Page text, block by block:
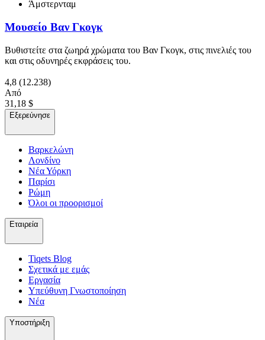
Άμστερνταμ
Μουσείο Βαν Γκογκ
Βυθιστείτε στα ζωηρά χρώματα του Βαν Γκογκ, στις πινελιές του
και στις οδυνηρές εκφράσεις του.
4,8 (12.238)
Από
31,18 $
Εξερεύνησε
Βαρκελώνη
Λονδίνο
Νέα Υόρκη
Παρίσι
Ρώμη
Όλοι οι προορισμοί
Εταιρεία
Tiqets Βlog
Σχετικά με εμάς
Εργασία
Υπεύθυνη Γνωστοποίηση
Νέα
Υποστήριξη